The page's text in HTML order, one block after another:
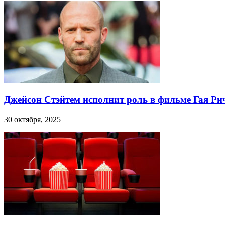
Джейсон Стэйтем исполнит роль в фильме Гая
30 октября, 2025